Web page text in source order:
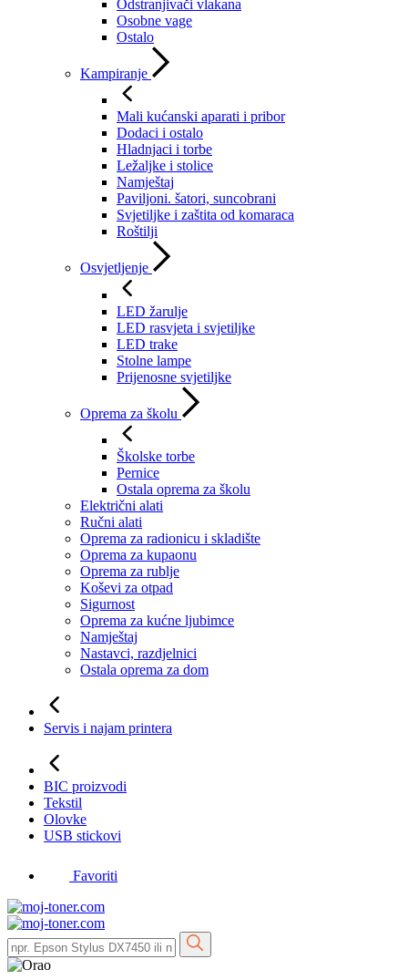
Odstranjivači vlakana
Osobne vage
Ostalo
Kampiranje
Mali kućanski aparati i pribor
Dodaci i ostalo
Hladnjaci i torbe
Ležaljke i stolice
Namještaj
Paviljoni. šatori, suncobrani
Svjetiljke i zaštita od komaraca
Roštilji
Osvjetljenje
LED žarulje
LED rasvjeta i svjetiljke
LED trake
Stolne lampe
Prijenosne svjetiljke
Oprema za školu
Školske torbe
Pernice
Ostala oprema za školu
Električni alati
Ručni alati
Oprema za radionicu i skladište
Oprema za kupaonu
Oprema za rublje
Koševi za otpad
Sigurnost
Oprema za kućne ljubimce
Namještaj
Nastavci, razdjelnici
Ostala oprema za dom
Servis i najam printera
BIC proizvodi
Tekstil
Olovke
USB stickovi
Favoriti